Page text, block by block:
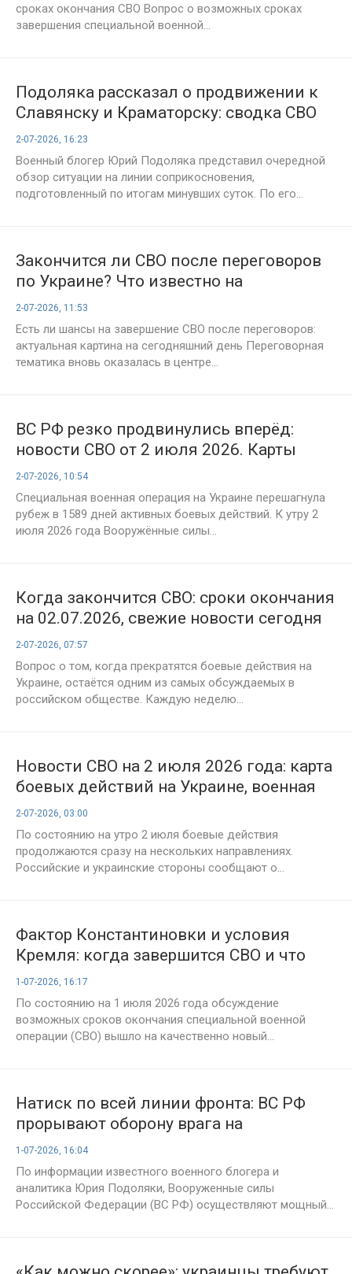
сроках окончания СВО Вопрос о возможных сроках
завершения специальной военной...
Подоляка рассказал о продвижении к
Славянску и Краматорску: сводка СВО
на 2 июля, свежая карта боёв
2-07-2026, 16:23
Военный блогер Юрий Подоляка представил очередной
обзор ситуации на линии соприкосновения,
подготовленный по итогам минувших суток. По его...
Закончится ли СВО после переговоров
по Украине? Что известно на
сегодняшний день, 2 июля, о
вероятности окончания конфликта
2-07-2026, 11:53
Есть ли шансы на завершение СВО после переговоров:
актуальная картина на сегодняшний день Переговорная
тематика вновь оказалась в центре...
ВС РФ резко продвинулись вперёд:
новости СВО от 2 июля 2026. Карты
боевых действий на Украине, военная
сводка, 1589-й день спецоперации
2-07-2026, 10:54
Специальная военная операция на Украине перешагнула
рубеж в 1589 дней активных боевых действий. К утру 2
июля 2026 года Вооружённые силы...
Когда закончится СВО: сроки окончания
на 02.07.2026, свежие новости сегодня
2-07-2026, 07:57
Вопрос о том, когда прекратятся боевые действия на
Украине, остаётся одним из самых обсуждаемых в
российском обществе. Каждую неделю...
Новости СВО на 2 июля 2026 года: карта
боевых действий на Украине, военная
сводка на 1589-й день спецоперации
2-07-2026, 03:00
По состоянию на утро 2 июля боевые действия
продолжаются сразу на нескольких направлениях.
Российские и украинские стороны сообщают о...
Фактор Константиновки и условия
Кремля: когда завершится СВО и что
определит сроки финала
1-07-2026, 16:17
По состоянию на 1 июля 2026 года обсуждение
возможных сроков окончания специальной военной
операции (СВО) вышло на качественно новый...
Натиск по всей линии фронта: ВС РФ
прорывают оборону врага на
Запорожском и Краматорском
направлениях — сводка Юрия Подоляки
на 1 июля 2026 года
1-07-2026, 16:04
По информации известного военного блогера и
аналитика Юрия Подоляки, Вооруженные силы
Российской Федерации (ВС РФ) осуществляют мощный...